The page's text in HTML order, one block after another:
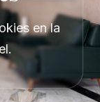
en la